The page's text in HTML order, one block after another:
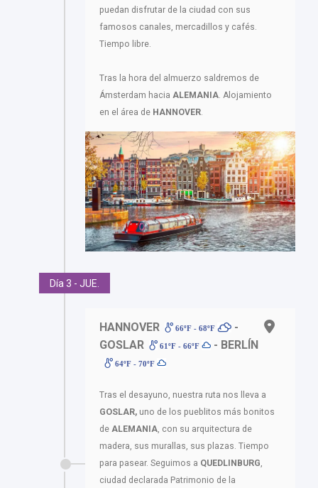
puedan disfrutar de la ciudad con sus
famosos canales, mercadillos y cafés.
Tiempo libre.
Tras la hora del almuerzo saldremos de
Ámsterdam hacia ALEMANIA. Alojamiento
en el área de HANNOVER.
Día 3 - JUE.
HANNOVER 66ºF - 68ºF
-
GOSLAR
61ºF - 66ºF - BERLÍN
64ºF - 70ºF
Tras el desayuno, nuestra ruta nos lleva a
GOSLAR, uno de los pueblitos más bonitos
de ALEMANIA , con su arquitectura de
madera, sus murallas, sus plazas. Tiempo
para pasear. Seguimos a QUEDLINBURG
ciudad declarada Patrimonio de la